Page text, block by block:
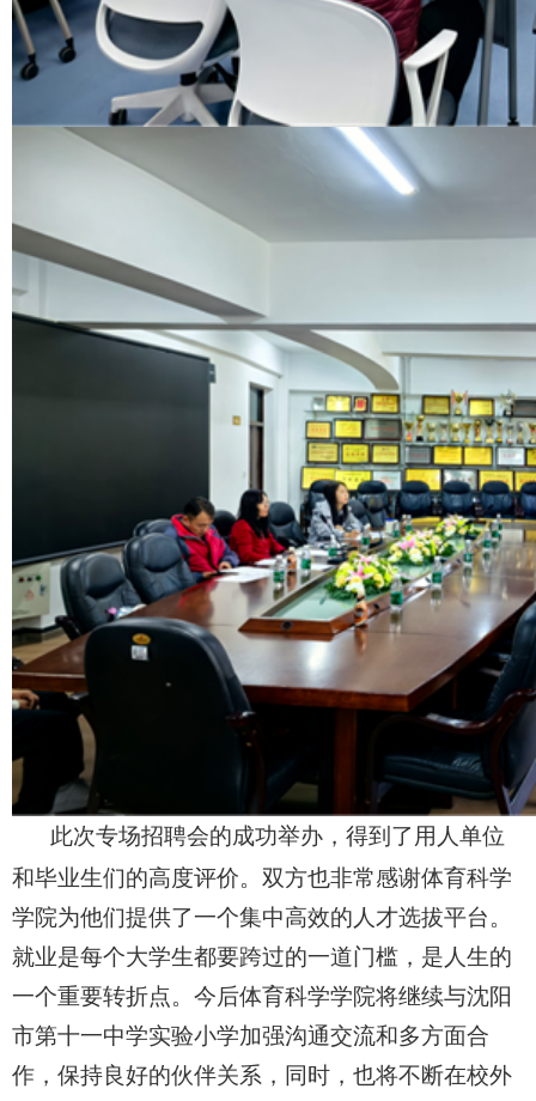
此次专场招聘会的成功举办，得到了用人单位
和毕业生们的高度评价。双方也非常感谢体育科学
学院为他们提供了一个集中高效的人才选拔平台。
就业是每个大学生都要跨过的一道门槛，是人生的
一个重要转折点。今后体育科学学院将继续与沈阳
市第十一中学实验小学加强沟通交流和多方面合
作，保持良好的伙伴关系，同时，也将不断在校外